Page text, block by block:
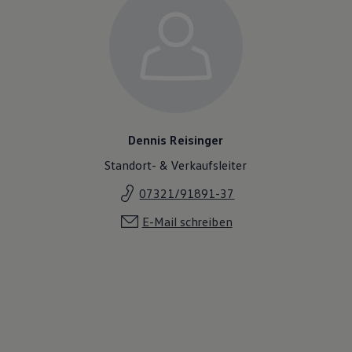
Digitale Betriebsanleitung
Magazin
Lifestyle
Transport
Familie
Elektromobilität
Dennis Reisinger
Standort- & Verkaufsleiter
07321/91891-37
E-Mail schreiben